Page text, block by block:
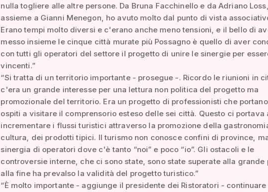
nulla togliere alle altre persone. Da Bruna Facchinello e da Adriano Loss,
assieme a Gianni Menegon, ho avuto molto dal punto di vista
Erano tempi molto diversi e c'erano anche meno tensioni, e il bello di
messo insieme le cinque città murate più Possagno è quello di aver
con tutti gli operatori del settore il progetto di unire le sinergie per
vincenti.”
“Si tratta di un territorio importante - prosegue -. Ricordo le riunioni in
c'era un grande interesse per una lettura non politica del progetto ma
promozionale del territorio. Era un progetto di professionisti che
ospiti a visitare il comprensorio esteso delle sei città. Questo ci portava
incrementare i flussi turistici attraverso la promozione della
cultura, dei prodotti tipici. Il turismo non conosce confini di province,
sinergia di operatori dove c'è tanto “noi” e poco “io”. Gli ostacoli e le
controversie interne, che ci sono state, sono state superate alla grande
alla fine ha prevalso la validità del progetto turistico.”
“È molto importante - aggiunge il presidente dei Ristoratori - continuare